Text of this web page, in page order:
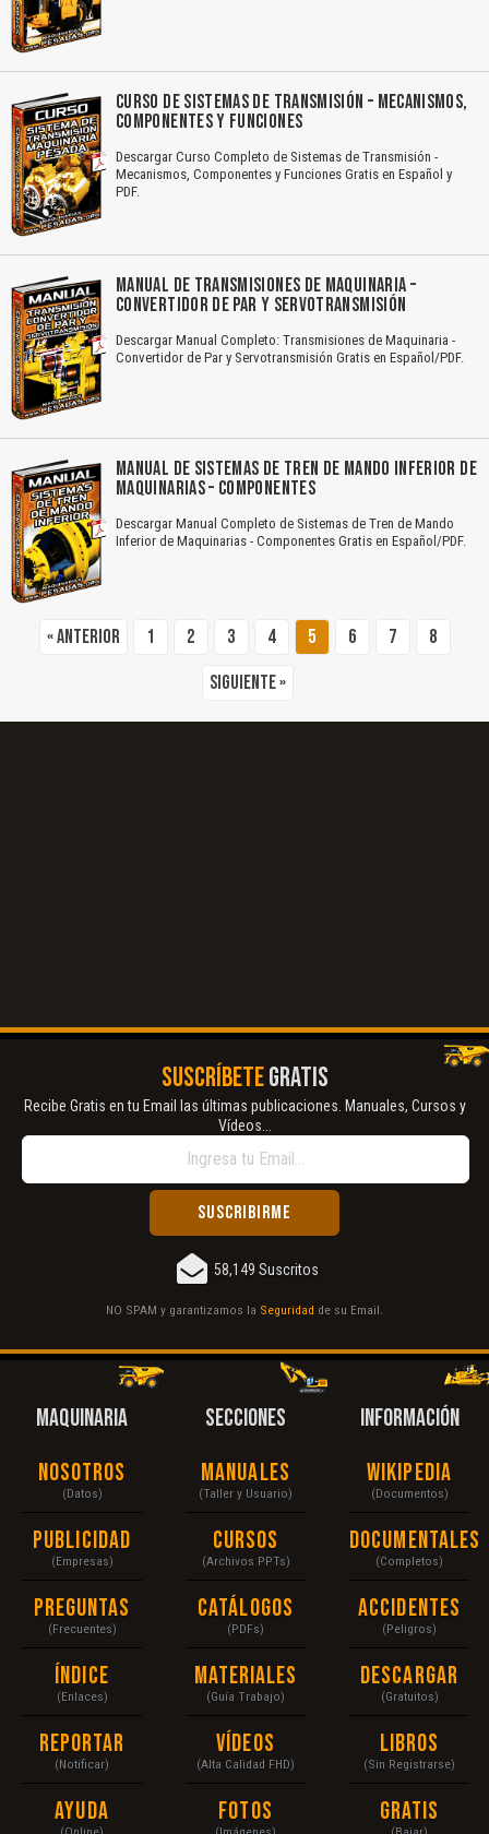
CURSO DE SISTEMAS DE TRANSMISIÓN – MECANISMOS,
COMPONENTES Y FUNCIONES
Descargar Curso Completo de Sistemas de Transmisión -
Mecanismos, Componentes y Funciones Gratis en Español y
PDF.
MANUAL DE TRANSMISIONES DE MAQUINARIA –
CONVERTIDOR DE PAR Y SERVOTRANSMISIÓN
Descargar Manual Completo: Transmisiones de Maquinaria -
Convertidor de Par y Servotransmisión Gratis en Español/PDF.
MANUAL DE SISTEMAS DE TREN DE MANDO INFERIOR DE
MAQUINARIAS – COMPONENTES
Descargar Manual Completo de Sistemas de Tren de Mando
Inferior de Maquinarias - Componentes Gratis en Español/PDF.
« Anterior 1 2 3 4 5 6 7
8
Siguiente »
SUSCRÍBETEGRATIS
Recibe Gratis en tu Email las últimas publicaciones. Manuales, Cursos y
Vídeos...
58,149 Suscritos
NO SPAM y garantizamos la Seguridad de su Email.
MAQUINARIA
Nosotros
(Datos)
Publicidad
(Empresas)
Preguntas
(Frecuentes)
Índice
(Enlaces)
Reportar
(Notificar)
Ayuda
SECCIONES
Manuales
(Taller y Usuario)
Cursos
(Archivos PPTs)
Catálogos
(PDFs)
Materiales
(Guía Trabajo)
Vídeos
(Alta Calidad FHD)
Fotos
INFORMACIÓN
Wikipedia
(Documentos)
Documentales
(Completos)
Accidentes
(Peligros)
Descargar
(Gratuitos)
Libros
(Sin Registrarse)
Gratis
El Título es incorrecto según el contenido.
Texto o Imagen de portada son erróneos.
No carga o no se visualiza el contenido.